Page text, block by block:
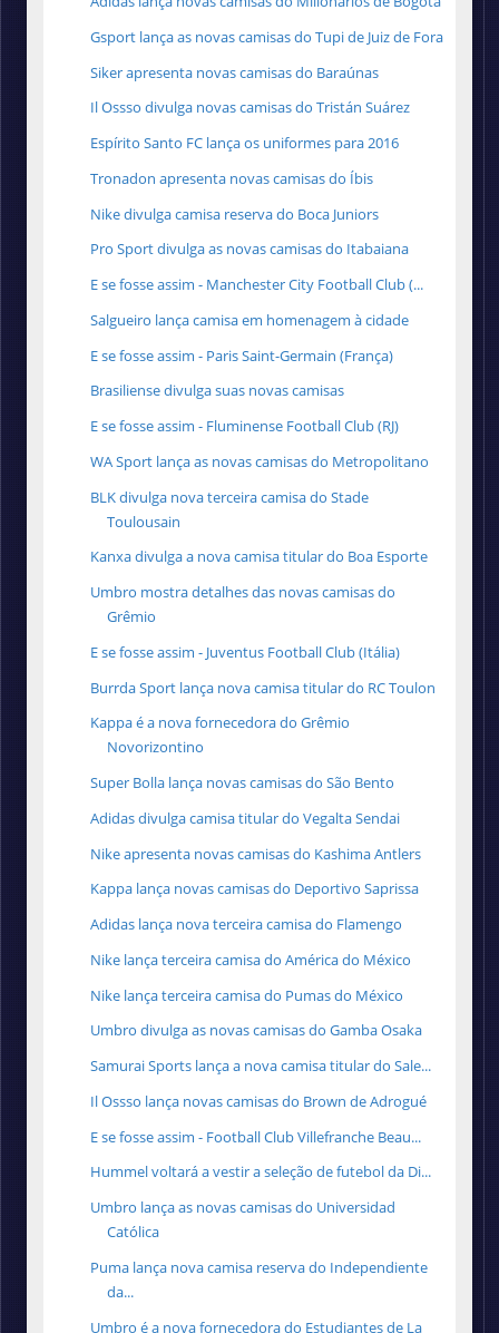
Gsport lança as novas camisas do Tupi de Juiz de Fora
Siker apresenta novas camisas do Baraúnas
Il Ossso divulga novas camisas do Tristán Suárez
Espírito Santo FC lança os uniformes para 2016
Tronadon apresenta novas camisas do Íbis
Nike divulga camisa reserva do Boca Juniors
Pro Sport divulga as novas camisas do Itabaiana
E se fosse assim - Manchester City Football Club (...
Salgueiro lança camisa em homenagem à cidade
E se fosse assim - Paris Saint-Germain (França)
Brasiliense divulga suas novas camisas
E se fosse assim - Fluminense Football Club (RJ)
WA Sport lança as novas camisas do Metropolitano
BLK divulga nova terceira camisa do Stade
Toulousain
Kanxa divulga a nova camisa titular do Boa Esporte
Umbro mostra detalhes das novas camisas do
Grêmio
E se fosse assim - Juventus Football Club (Itália)
Burrda Sport lança nova camisa titular do RC Toulon
Kappa é a nova fornecedora do Grêmio
Novorizontino
Super Bolla lança novas camisas do São Bento
Adidas divulga camisa titular do Vegalta Sendai
Nike apresenta novas camisas do Kashima Antlers
Kappa lança novas camisas do Deportivo Saprissa
Adidas lança nova terceira camisa do Flamengo
Nike lança terceira camisa do América do México
Nike lança terceira camisa do Pumas do México
Umbro divulga as novas camisas do Gamba Osaka
Samurai Sports lança a nova camisa titular do Sale...
Il Ossso lança novas camisas do Brown de Adrogué
E se fosse assim - Football Club Villefranche Beau...
Hummel voltará a vestir a seleção de futebol da Di...
Umbro lança as novas camisas do Universidad
Católica
Puma lança nova camisa reserva do Independiente
da...
Umbro é a nova fornecedora do Estudiantes de La